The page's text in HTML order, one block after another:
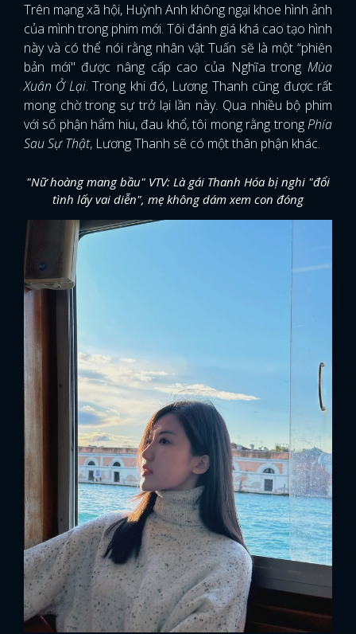
Trên mạng xã hội, Huỳnh Anh không ngại khoe hình ảnh
của mình trong phim mới. Tôi đánh giá khá cao tạo hình
này và có thể nói rằng nhân vật Tuấn sẽ là một “phiên
bản mới" được nâng cấp cao của Nghĩa trong Mùa
Xuân Ở Lại. Trong khi đó, Lương Thanh cũng được rất
mong chờ trong sự trở lại lần này. Qua nhiều bộ phim
với số phận hẩm hiu, đau khổ, tôi mong rằng trongPhía
Sau Sự Thật, Lương Thanh sẽ có một thân phận khác.
"Nữ hoàng mang bầu" VTV: Là gái Thanh Hóa bị nghi "đổi
tình lấy vai diễn", mẹ không dám xem con đóng